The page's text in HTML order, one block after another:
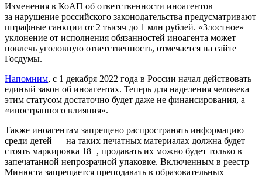
Изменения в КоАП об ответственности иноагентов
за нарушение российского законодательства предусматривают
штрафные санкции от 2 тысяч до 1 млн рублей. «Злостное»
уклонение от исполнения обязанностей иноагента может
повлечь уголовную ответственность, отмечается на сайте
Госдумы.
Напомним, с 1 декабря 2022 года в России начал действовать
единый закон об иноагентах. Теперь для наделения человека
этим статусом достаточно будет даже не финансирования, а
«иностранного влияния».
Также иноагентам запрещено распространять информацию
среди детей — на таких печатных материалах должна будет
стоять маркировка 18+, продавать их можно будет только в
запечатанной непрозрачной упаковке. Включенным в реестр
Минюста запрещается преподавать в образовательных